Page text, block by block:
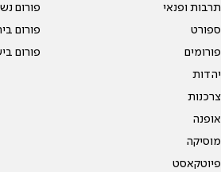
תרבות ופנאי
ספורט
פורומים
יהדות
צרכנות
אופנה
מוסיקה
פיוטקאסט
פורום
פורום
פורום